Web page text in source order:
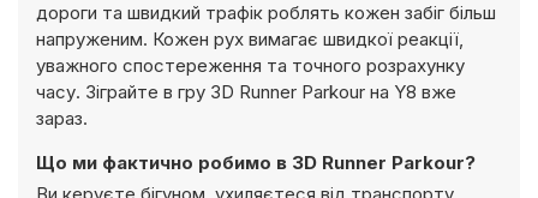
дороги та швидкий трафік роблять кожен забіг більш
напруженим. Кожен рух вимагає швидкої реакції,
уважного спостереження та точного розрахунку
часу. Зіграйте в гру 3D Runner Parkour на Y8 вже
зараз.
Що ми фактично робимо в 3D Runner Parkour?